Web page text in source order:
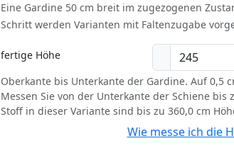
Eine Gardine 50 cm breit im zugezogenen
Schritt werden Varianten mit Faltenzugabe
fertige Höhe
Oberkante bis Unterkante der Gardine. Auf 0,5
Messen Sie von der Unterkante der Schiene
Stoff in dieser Variante sind bis zu 360,0 cm
Wie messe ich die